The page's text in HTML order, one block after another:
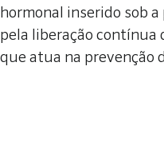
hormonal inserido sob a
pela liberação contínua
que atua na prevenção